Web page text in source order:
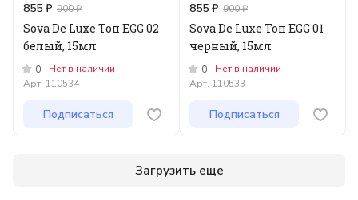
855 ₽ 900 ₽
Sova De Luxe Топ EGG 02
белый, 15мл
0
Нет в наличии
Арт. 110534
Подписаться
855 ₽ 900 ₽
Sova De Luxe Топ EGG 01
черный, 15мл
0
Нет в наличии
Арт. 110533
Подписаться
Загрузить еще